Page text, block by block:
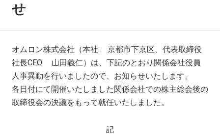
せ
オムロン株式会社（本社: 京都市下京区、代表取締役
社長CEO: 山田義仁）は、下記のとおり関係会社役員
人事異動を行いましたので、お知らせいたします。
各日付にて開催いたしました関係会社での株主総会後の
取締役会の決議をもって就任いたしました。
記